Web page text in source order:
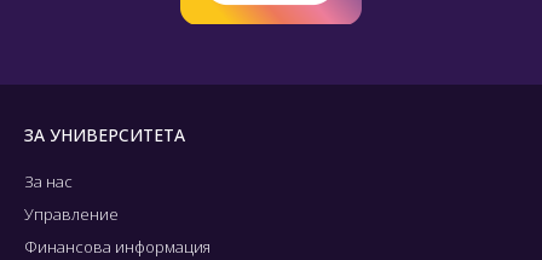
ЗА УНИВЕРСИТЕТА
За нас
Управление
Финансова информация